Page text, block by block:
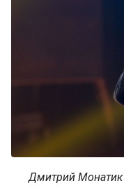
Дмитрий Монатик